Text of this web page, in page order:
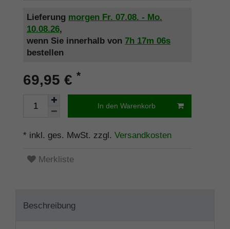
Lieferung morgen Fr. 07.08. - Mo.
10.08.26,
wenn Sie innerhalb von 7h 17m 06s
bestellen
69,95 € *
In den Warenkorb
* inkl. ges. MwSt. zzgl. Versandkosten
Merkliste
Beschreibung